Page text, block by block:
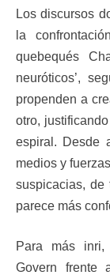
Los discursos
la
quebequés
neuróticos’,
propenden a
otro,
espiral. Desde
medios y
suspicacias, de
parece más
Para más
Govern frente